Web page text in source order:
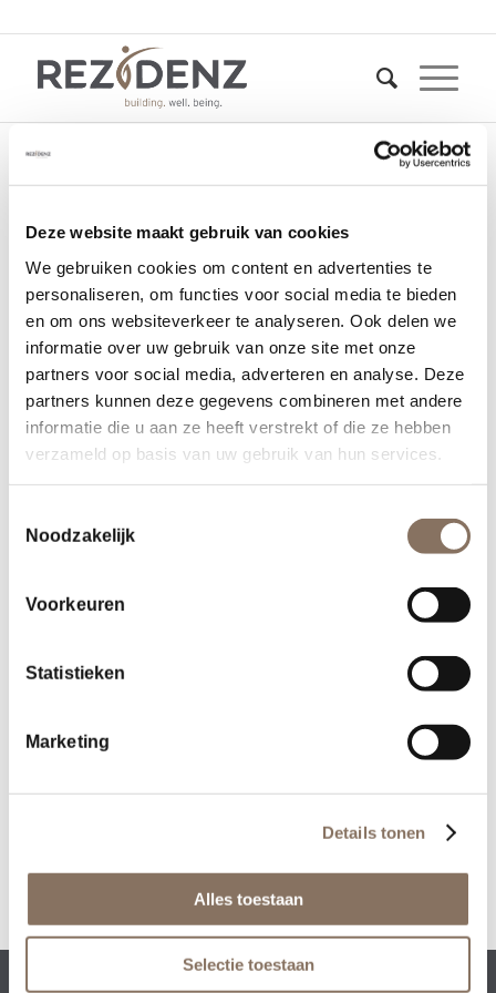
Deze website maakt gebruik van cookies
We gebruiken cookies om content en advertenties te
personaliseren, om functies voor social media te bieden
en om ons websiteverkeer te analyseren. Ook delen we
informatie over uw gebruik van onze site met onze
partners voor social media, adverteren en analyse. Deze
partners kunnen deze gegevens combineren met andere
informatie die u aan ze heeft verstrekt of die ze hebben
verzameld op basis van uw gebruik van hun services.
Noodzakelijk
Voorkeuren
Statistieken
Marketing
Details tonen
Alles toestaan
Selectie toestaan
raamdonksveer-
theresiakwartier-
rezidenz-development-
prisma-socials
3 november 2021